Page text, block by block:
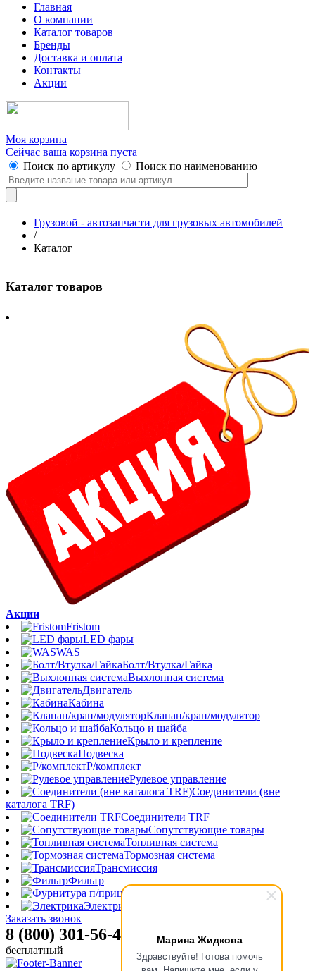
Марина Жидкова
Здравствуйте! Готова помочь
Главная
О компании
Каталог товаров
Бренды
Доставка и оплата
Контакты
Акции
Моя корзина
Сейчас ваша корзина пуста
Поиск по артикулу
Поиск по наименованию
Грузовой - автозапчасти для грузовых автомобилей
/
Каталог
Каталог товаров
Акции
Fristom
LED фары
WAS
Болт/Втулка/Гайка
Выхлопная система
Двигатель
Кабина
Клапан/кран/модулятор
Кольцо и шайба
Крыло и крепление
Подвеска
Р/комплект
Рулевое управление
Соединители (вне
каталога TRF)
Соединители TRF
Сопутствующие товары
Топливная система
Тормозная система
Трансмиссия
Фильтр
Электрика
Заказать звонок
8 (800) 301-56-47
бесплатный